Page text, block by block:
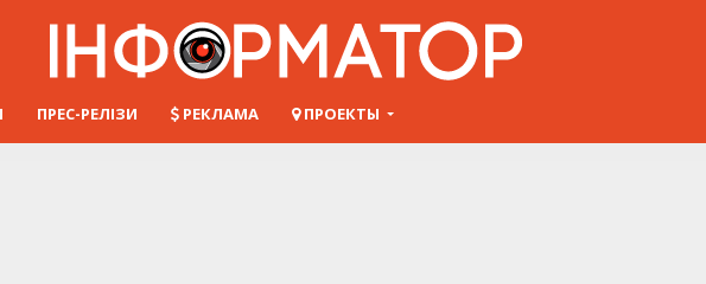
ПРЕС-РЕЛІЗИ РЕКЛАМА ПРОЕКТЫ